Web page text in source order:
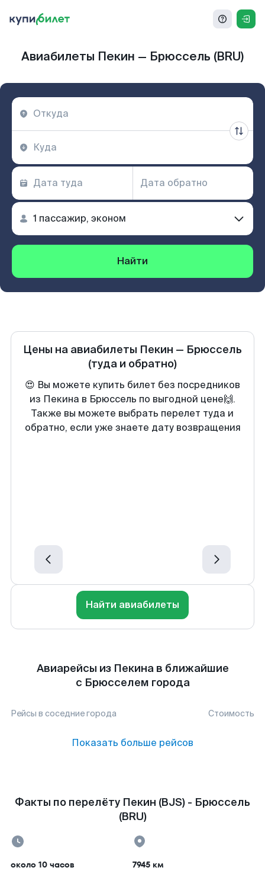
Авиабилеты Пекин — Брюссель (BRU)
Найти
Цены на авиабилеты Пекин — Брюссель
(туда и обратно)
😍 Вы можете купить билет без посредников
из Пекина в Брюссель по выгодной цене🙌.
Также вы можете выбрать перелет туда и
обратно, если уже знаете дату возвращения
Найти авиабилеты
Авиарейсы из Пекина в ближайшие
с Брюсселем города
Рейсы в соседние города Стоимость
Показать больше рейсов
Факты по перелёту Пекин (BJS) - Брюссель
(BRU)
около 10 часов 7945 км